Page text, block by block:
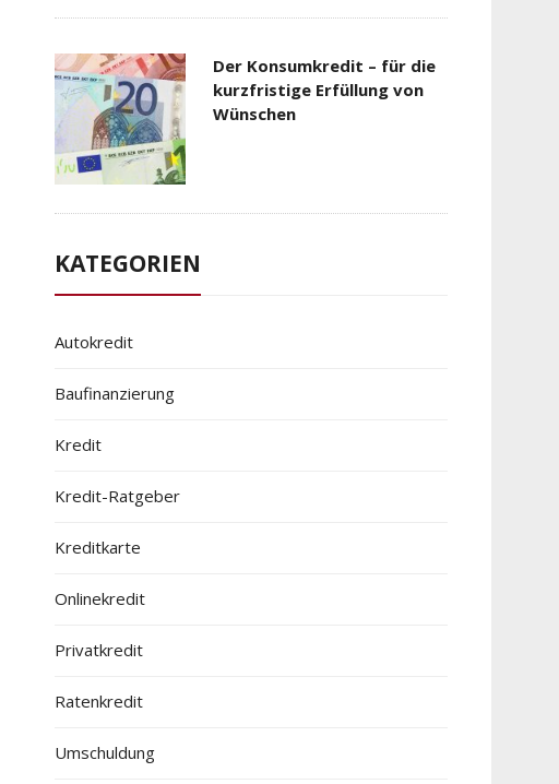
Der Konsumkredit – für die
kurzfristige Erfüllung von
Wünschen
KATEGORIEN
Autokredit
Baufinanzierung
Kredit
Kredit-Ratgeber
Kreditkarte
Onlinekredit
Privatkredit
Ratenkredit
Umschuldung